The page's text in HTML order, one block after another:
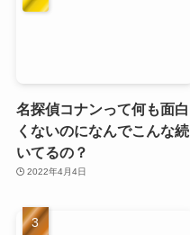
名探偵コナンって何も面白
くないのになんでこんな続
いてるの？
2022年4月4日